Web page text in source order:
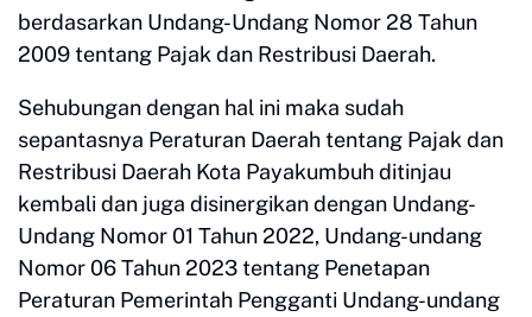
berdasarkan Undang-Undang Nomor 28 Tahun
2009 tentang Pajak dan Restribusi Daerah.
Sehubungan dengan hal ini maka sudah
sepantasnya Peraturan Daerah tentang Pajak dan
Restribusi Daerah Kota Payakumbuh ditinjau
kembali dan juga disinergikan dengan Undang-
Undang Nomor 01 Tahun 2022, Undang-undang
Nomor 06 Tahun 2023 tentang Penetapan
Peraturan Pemerintah Pengganti Undang-undang